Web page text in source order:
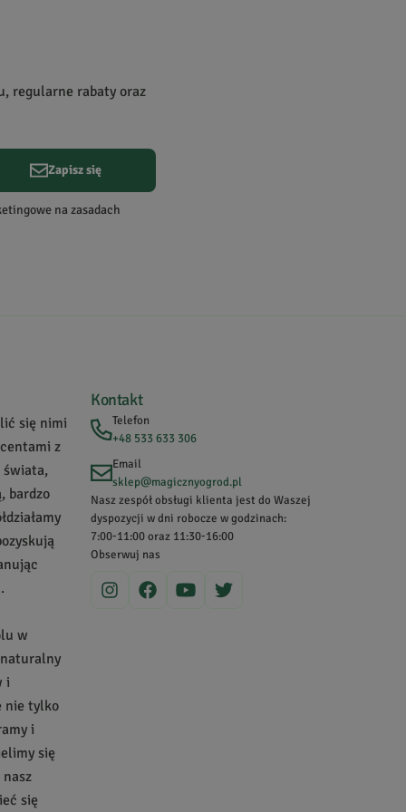
regularne rabaty oraz
Zapisz się
na zasadach
się nimi
z
świata,
bardzo
w
i
nie tylko
i
się
się
Kontakt
Telefon
+48 533 633 306
Email
sklep@magicznyogrod.pl
Nasz zespół obsługi klienta jest do Waszej
dyspozycji w dni robocze w godzinach:
7:00-11:00 oraz 11:30-16:00
Obserwuj nas